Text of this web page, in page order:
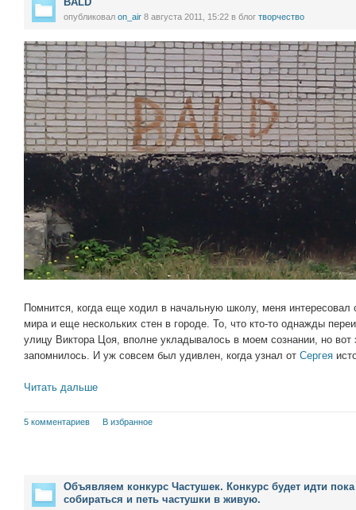
опубликовал on_air 8 августа 2011, 15:22 в блог творчество
Помнится, когда еще ходил в начальную школу, меня интересовал
мира и еще нескольких стен в городе. То, что кто-то однажды
улицу Виктора Цоя, вполне укладывалось в моем сознании, но вот
запомнилось. И уж совсем был удивлен, когда узнал от Сергея
Читать дальше
5 комментариев В избранное
Объявляем конкурс Частушек. Конкурс будет идти
собираться и петь частушки в живую.